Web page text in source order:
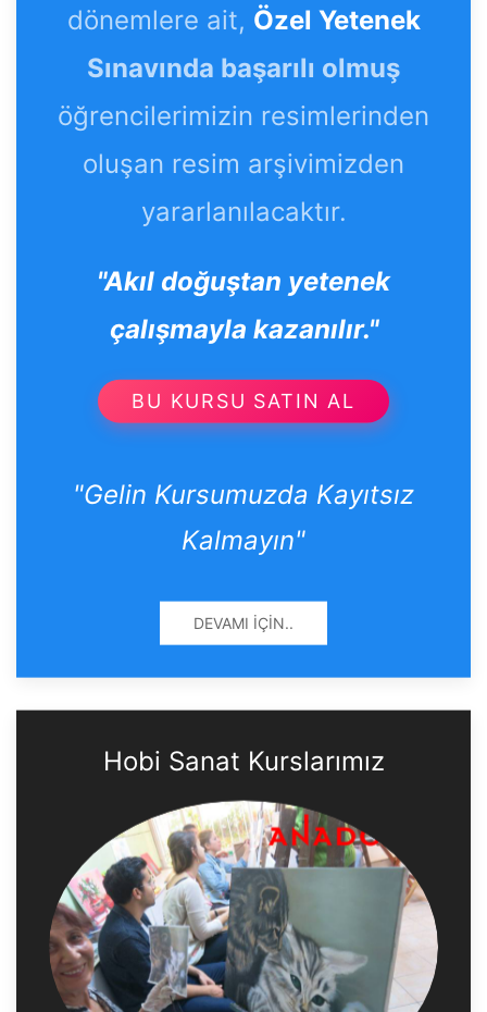
dönemlere ait, Özel Yetenek
Sınavında başarılı olmuş
öğrencilerimizin resimlerinden
oluşan resim arşivimizden
yararlanılacaktır.
"Akıl doğuştan yetenek
çalışmayla kazanılır."
BU KURSU SATIN AL
"Gelin Kursumuzda Kayıtsız
Kalmayın"
DEVAMI İÇIN..
Hobi Sanat Kurslarımız